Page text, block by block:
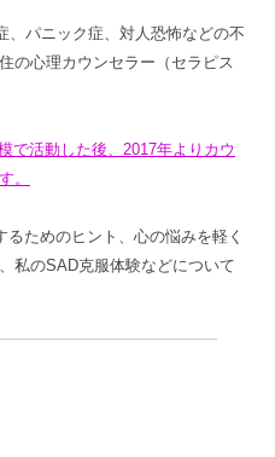
、パニック症、対人恐怖などの不
の心理カウンセラー（セラピス
で活動した後、2017年よりカウ
。
ためのヒント、心の悩みを軽く
私のSAD克服体験などについて